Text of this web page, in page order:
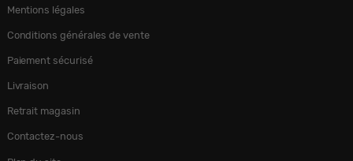
Mentions légales
Conditions générales de vente
Paiement sécurisé
Livraison
Retrait magasin
Contactez-nous